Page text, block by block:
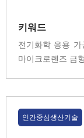
키워드
전기화학 응용 가
마이크로렌즈 금형
인간중심생산기술